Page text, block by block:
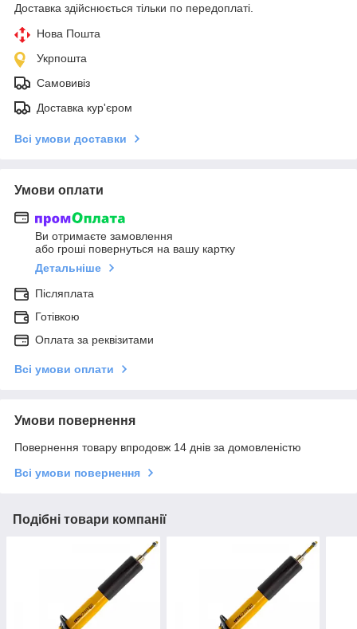
Доставка здійснюється тільки по передоплаті.
Нова Пошта
Укрпошта
Самовивіз
Доставка кур'єром
Всі умови доставки
Умови оплати
Ви отримаєте замовлення
або гроші повернуться на вашу картку
Детальніше
Післяплата
Готівкою
Оплата за реквізитами
Всі умови оплати
Умови повернення
Повернення товару впродовж 14 днів за домовленістю
Всі умови повернення
Подібні товари компанії